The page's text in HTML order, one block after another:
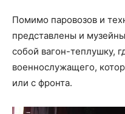
Помимо паровозов и
представлены и
собой вагон-теплушку,
военнослужащего,
или с фронта.